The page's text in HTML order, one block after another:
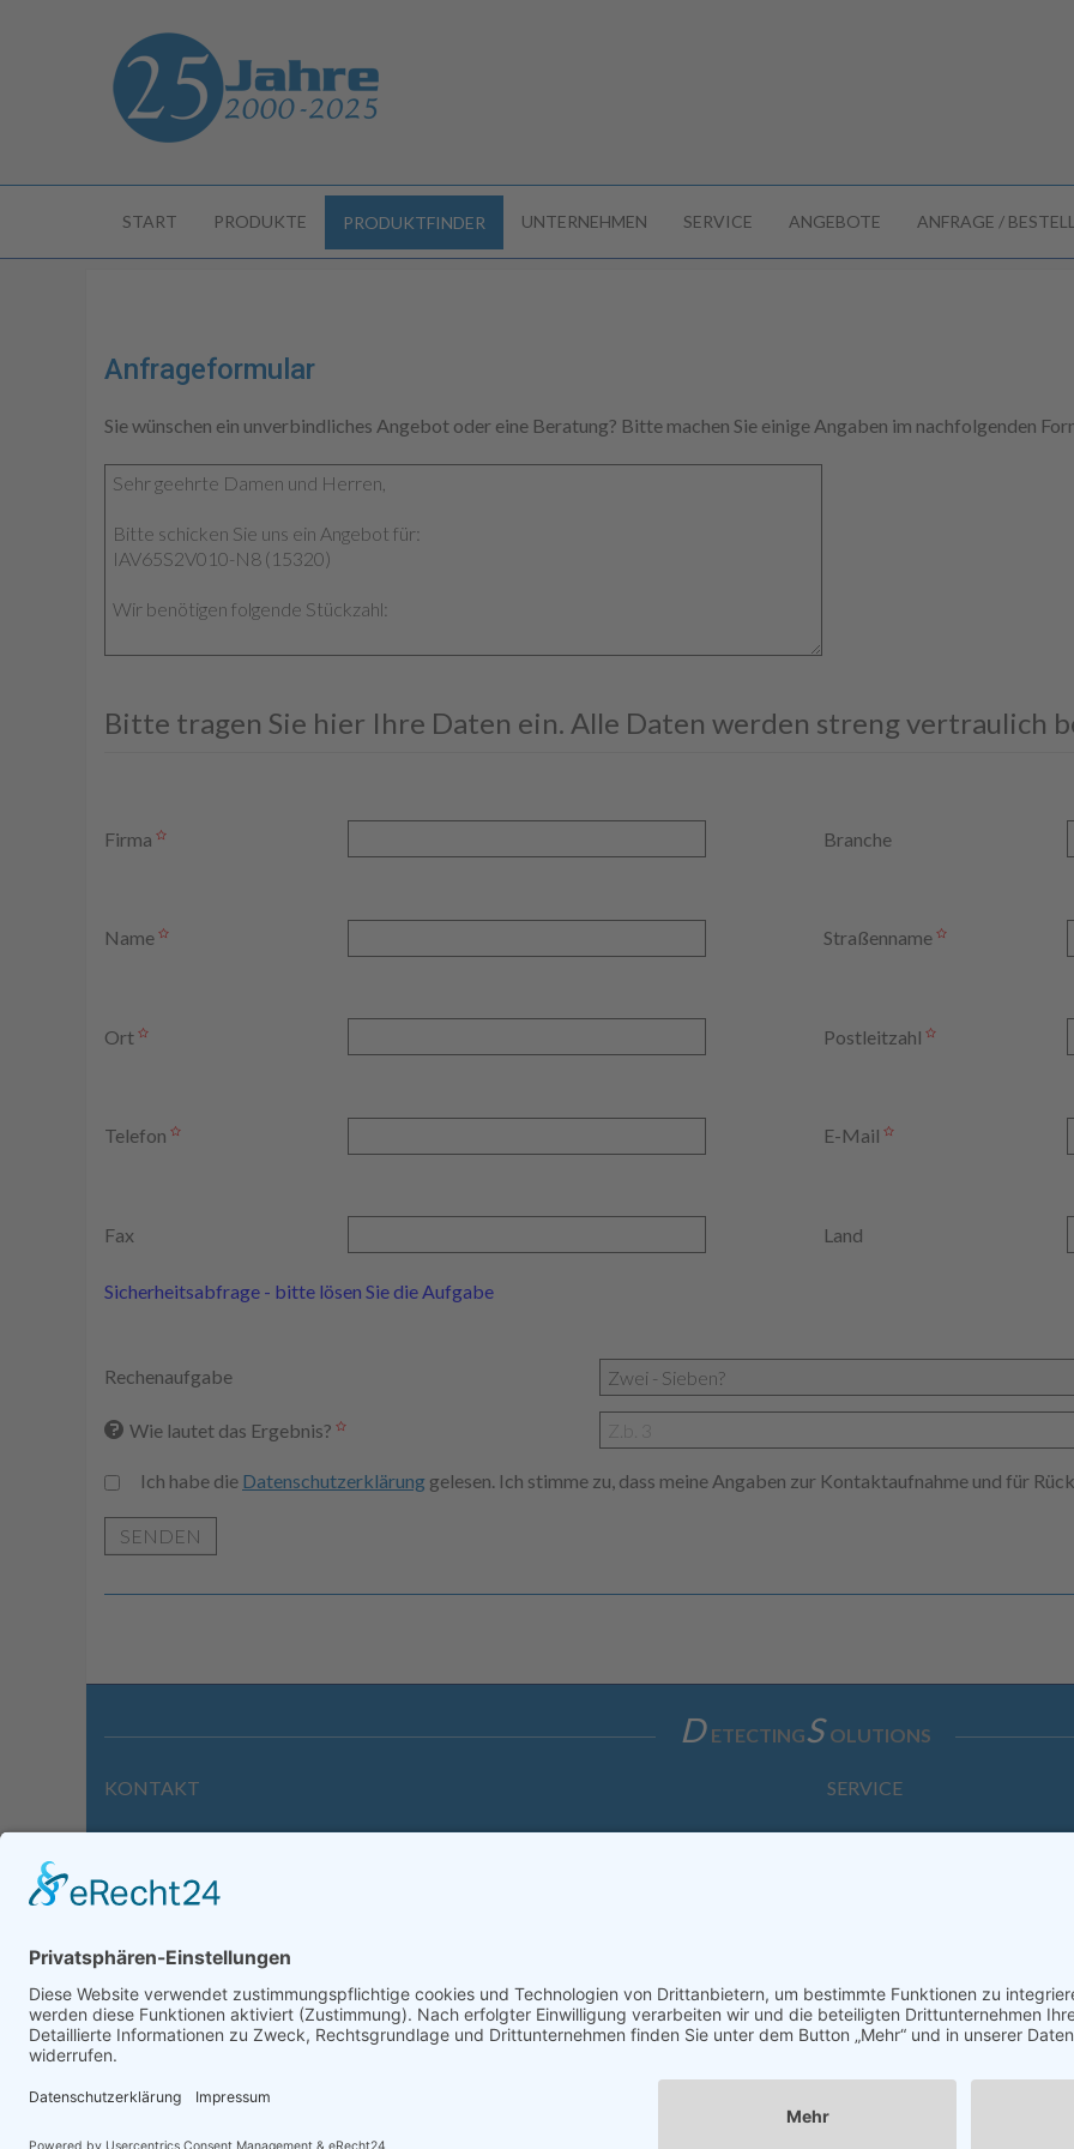
START PRODUKTE PRODUKTFINDER UNTERNEHMEN SERVICE ANGEBOTE ANFRAGE /
Anfrageformular
Sie wünschen ein unverbindliches Angebot oder eine Beratung? Bitte machen Sie einige Angaben im nachfolgenden
Bitte tragen Sie hier Ihre Daten ein. Alle Daten werden streng vertraulich
Firma Branche
Name Straßenname
Ort Postleitzahl
Telefon E-Mail
Fax Land
Sicherheitsabfrage - bitte lösen Sie die Aufgabe
Rechenaufgabe
Wie lautet das Ergebnis?
Ich habe die Datenschutzerklärung gelesen. Ich stimme zu, dass meine Angaben zur Kontaktaufnahme und für
SENDEN
D ETECTINGS OLUTIONS
KONTAKT
Wilhelmstraße 39 | 64646 Heppenheim
Fax +49 6252 94299-8
info@dietz-sensortechnik.de
SERVICE
Anfrage
Impressum Datenschutzerklärung Haftungsausschluss AGB